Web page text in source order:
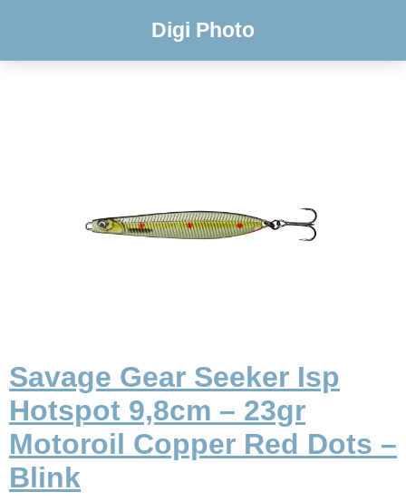
Digi Photo
Savage Gear Seeker Isp
Hotspot 9,8cm – 23gr
Motoroil Copper Red Dots –
Blink